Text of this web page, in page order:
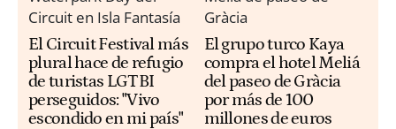
El Circuit Festival más
plural hace de refugio
de turistas LGTBI
perseguidos: "Vivo
escondido en mi país"
El grupo turco Kaya
compra el hotel Meliá
del paseo de Gràcia
por más de 100
millones de euros